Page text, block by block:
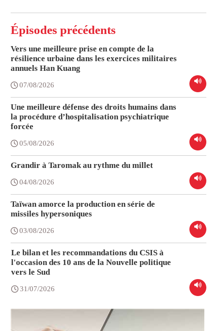
Épisodes précédents
Vers une meilleure prise en compte de la
résilience urbaine dans les exercices militaires
annuels Han Kuang
07/08/2026
Une meilleure défense des droits humains dans
la procédure d’hospitalisation psychiatrique
forcée
05/08/2026
Grandir à Taromak au rythme du millet
04/08/2026
Taïwan amorce la production en série de
missiles hypersoniques
03/08/2026
Le bilan et les recommandations du CSIS à
l'occasion des 10 ans de la Nouvelle politique
vers le Sud
31/07/2026